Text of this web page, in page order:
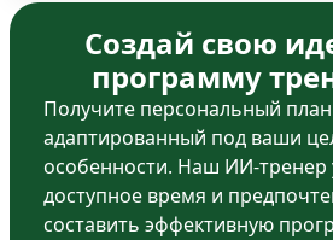
Создай свою
программу
Получите персональный
адаптированный под ваши
особенности. Наш ИИ-тренер
доступное время и
составить эффективную